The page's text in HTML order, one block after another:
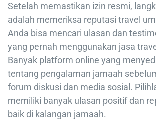
Setelah memastikan izin resmi,
adalah memeriksa reputasi travel
Anda bisa mencari ulasan dan
yang pernah menggunakan jasa
Banyak platform online yang
tentang pengalaman jamaah
forum diskusi dan media sosial.
memiliki banyak ulasan positif dan
baik di kalangan jamaah.